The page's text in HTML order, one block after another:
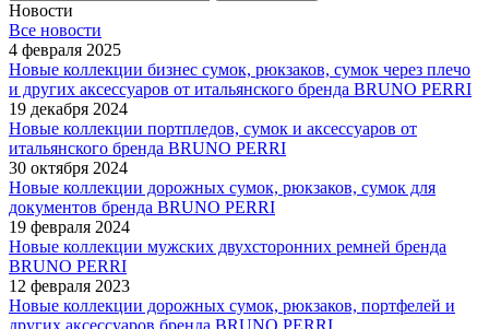
Новости
Все новости
4 февраля 2025
Новые коллекции бизнес сумок, рюкзаков, сумок через плечо
и других аксессуаров от итальянского бренда BRUNO PERRI
19 декабря 2024
Новые коллекции портпледов, сумок и аксессуаров от
итальянского бренда BRUNO PERRI
30 октября 2024
Новые коллекции дорожных сумок, рюкзаков, сумок для
документов бренда BRUNO PERRI
19 февраля 2024
Новые коллекции мужских двухсторонних ремней бренда
BRUNO PERRI
12 февраля 2023
Новые коллекции дорожных сумок, рюкзаков, портфелей и